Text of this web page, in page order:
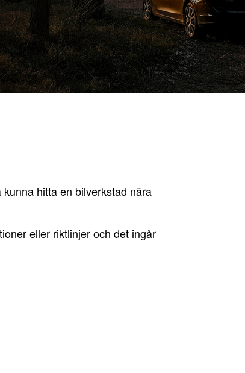
hitta en bilverkstad nära
eller riktlinjer och det ingår